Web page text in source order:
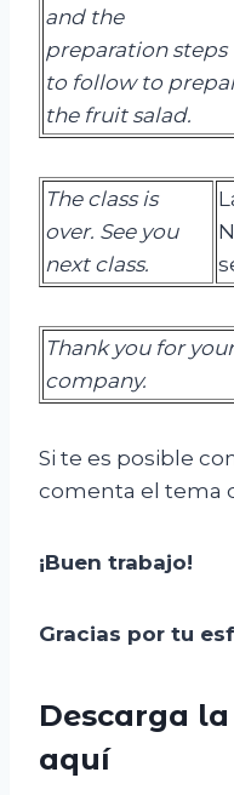
and the
preparation steps
to follow to
the fruit salad.
The class is
over. See you
next class.
Thank you for your
company.
Si te es posible
comenta el tema
¡Buen trabajo!
Gracias por tu
Descarga
aquí